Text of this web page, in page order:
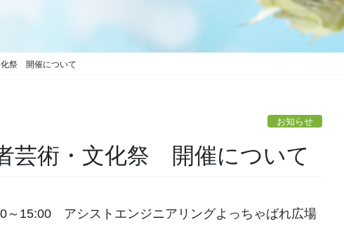
化祭 開催について
お知らせ
芸術・文化祭 開催について
15:00 アシストエンジニアリングよっちゃばれ広場